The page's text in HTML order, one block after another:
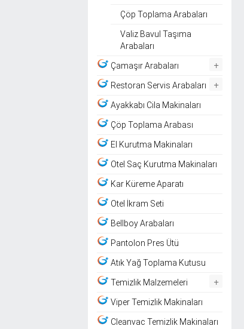
Çöp Toplama Arabaları
Valiz Bavul Taşıma
Arabaları
Çamaşır Arabaları +
Restoran Servis Arabaları +
Ayakkabı Cila Makinaları
Çöp Toplama Arabası
El Kurutma Makinaları
Otel Saç Kurutma Makinaları
Kar Küreme Aparatı
Otel İkram Seti
Bellboy Arabaları
Pantolon Pres Ütü
Atık Yağ Toplama Kutusu
Temizlik Malzemeleri +
Viper Temizlik Makinaları
Cleanvac Temizlik Makinaları